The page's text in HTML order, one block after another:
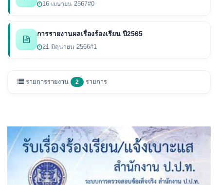
16 เมษายน 2567#0
การรายงานผลเรื่องร้องเรียน ปี2565
21 มิถุนายน 2566#1
รายการรายงาน 2 รายการ